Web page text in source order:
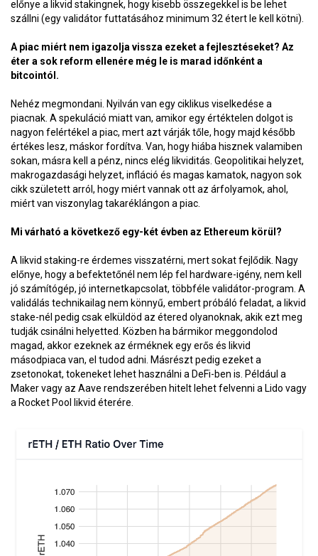
előnye a likvid stakingnek, hogy kisebb összegekkel is be lehet
szállni (egy validátor futtatásához minimum 32 étert le kell kötni).
A piac miért nem igazolja vissza ezeket a fejlesztéseket? Az
éter a sok reform ellenére még le is marad időnként a
bitcointól.
Nehéz megmondani. Nyilván van egy ciklikus viselkedése a
piacnak. A spekuláció miatt van, amikor egy értéktelen dolgot is
nagyon felértékel a piac, mert azt várják tőle, hogy majd később
értékes lesz, máskor fordítva. Van, hogy hiába hisznek valamiben
sokan, másra kell a pénz, nincs elég likviditás. Geopolitikai helyzet,
makrogazdasági helyzet, infláció és magas kamatok, nagyon sok
cikk született arról, hogy miért vannak ott az árfolyamok, ahol,
miért van viszonylag takaréklángon a piac.
Mi várható a következő egy-két évben az Ethereum körül?
A likvid staking-re érdemes visszatérni, mert sokat fejlődik. Nagy
előnye, hogy a befektetőnél nem lép fel hardware-igény, nem kell
jó számítógép, jó internetkapcsolat, többféle validátor-program. A
validálás technikailag nem könnyű, embert próbáló feladat, a likvid
stake-nél pedig csak elküldöd az étered olyanoknak, akik ezt meg
tudják csinálni helyetted. Közben ha bármikor meggondolod
magad, akkor ezeknek az érméknek egy erős és likvid
másodpiaca van, el tudod adni. Másrészt pedig ezeket a
zsetonokat, tokeneket lehet használni a DeFi-ben is. Például a
Maker vagy az Aave rendszerében hitelt lehet felvenni a Lido vagy
a Rocket Pool likvid éterére.